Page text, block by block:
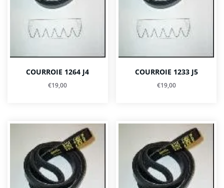
COURROIE 1264 J4
€19,00
COURROIE 1233 J5
€19,00